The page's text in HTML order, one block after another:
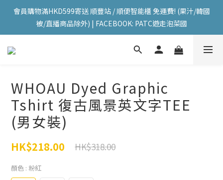
會員購物滿HKD599寄送 順豐站 / 順便智能櫃 免運費! (果汁/韓國
被/直播商品除外) | FACEBOOK: PATC遊走泡菜國
會員購物滿HKD599寄送 順豐站 / 順便智能櫃 免運費! (果汁/韓國
被/直播商品除外) | FACEBOOK: PATC遊走泡菜國
每星期韓國直送香港 🇰🇷🛫🇭🇰  | 即加IG留意最新優惠! ID:
會員購物滿HKD599寄送 順豐站 / 順便智能櫃 免運費! (果汁/韓國
被/直播商品除外) | FACEBOOK: PATC遊走泡菜國
WHOAU Dyed Graphic
Tshirt 復古風景英文字TEE
(男女裝)
HK$218.00 HK$318.00
顏色 : 粉紅